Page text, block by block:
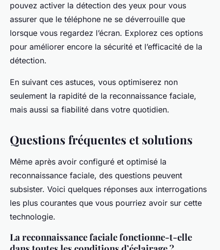
pouvez activer la détection des yeux pour vous
assurer que le téléphone ne se déverrouille que
lorsque vous regardez l’écran. Explorez ces options
pour améliorer encore la sécurité et l’efficacité de la
détection.
En suivant ces astuces, vous optimiserez non
seulement la rapidité de la reconnaissance faciale,
mais aussi sa fiabilité dans votre quotidien.
Questions fréquentes et solutions
Même après avoir configuré et optimisé la
reconnaissance faciale, des questions peuvent
subsister. Voici quelques réponses aux interrogations
les plus courantes que vous pourriez avoir sur cette
technologie.
La reconnaissance faciale fonctionne-t-elle